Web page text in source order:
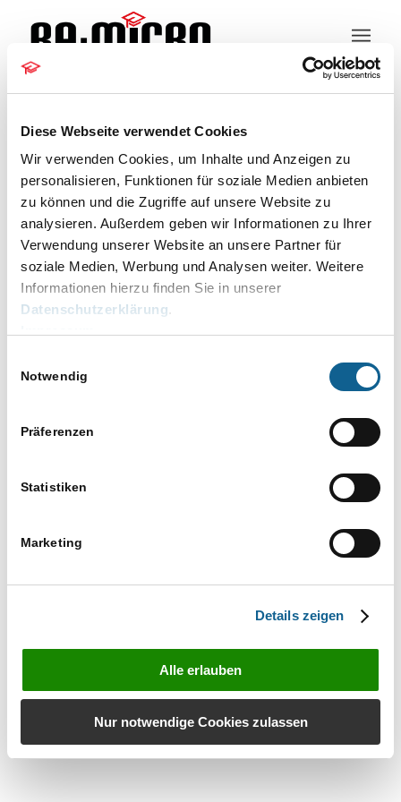
Diese Webseite verwendet Cookies
Wir verwenden Cookies, um Inhalte und Anzeigen zu
personalisieren, Funktionen für soziale Medien anbieten
zu können und die Zugriffe auf unsere Website zu
analysieren. Außerdem geben wir Informationen zu Ihrer
Verwendung unserer Website an unsere Partner für
soziale Medien, Werbung und Analysen weiter. Weitere
Informationen hierzu finden Sie in unserer
Datenschutzerklärung.
Notwendig
Präferenzen
Statistiken
Marketing
Details zeigen
Alle erlauben
Nur notwendige Cookies zulassen
Häufig gestellte
Buchungsfragen
FIBU,FINANZBUCHHALTUNG, JAHRESWECHSEL
RA-MICRO
18.12.2014
Eintrag teilen
© RA-MICRO Software AG 2025